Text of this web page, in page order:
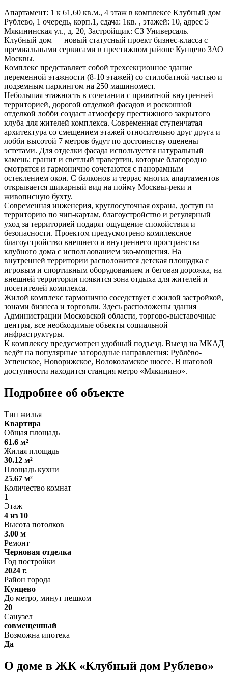
Апартамент: 1 к 61,60 кв.м., 4 этаж в комплексе Клубный дом
Рублево, 1 очередь, корп.1, сдача: 1кв. , этажей: 10, адрес 5
Мякининская ул., д. 20, Застройщик: СЗ Универсаль.
Клубный дом — новый статусный проект бизнес-класса с
премиальными сервисами в престижном районе Кунцево ЗАО
Москвы.
Комплекс представляет собой трехсекционное здание
переменной этажности (8-10 этажей) со стилобатной частью и
подземным паркингом на 250 машиномест.
Небольшая этажность в сочетании с приватной внутренней
территорией, дорогой отделкой фасадов и роскошной
отделкой лобби создаст атмосферу престижного закрытого
клуба для жителей комплекса. Современная ступенчатая
архитектура со смещением этажей относительно друг друга и
лобби высотой 7 метров будут по достоинству оценены
эстетами. Для отделки фасада используется натуральный
камень: гранит и светлый травертин, которые благородно
смотрятся и гармонично сочетаются с панорамным
остеклением окон. С балконов и террас многих апартаментов
открывается шикарный вид на пойму Москвы-реки и
живописную бухту.
Современная инженерия, круглосуточная охрана, доступ на
территорию по чип-картам, благоустройство и регулярный
уход за территорией подарят ощущение спокойствия и
безопасности. Проектом предусмотрено комплексное
благоустройство внешнего и внутреннего пространства
клубного дома с использованием эко-мощения. На
внутренней территории расположится детская площадка с
игровым и спортивным оборудованием и беговая дорожка, на
внешней территории появится зона отдыха для жителей и
посетителей комплекса.
Жилой комплекс гармонично соседствует с жилой застройкой,
зонами бизнеса и торговли. Здесь расположены здания
Администрации Московской области, торгово-выставочные
центры, все необходимые объекты социальной
инфраструктуры.
К комплексу предусмотрен удобный подъезд. Выезд на МКАД
ведёт на популярные загородные направления: Рублёво-
Успенское, Новорижское, Волоколамское шоссе. В шаговой
доступности находится станция метро «Мякинино».
Подробнее об объекте
Тип жилья
Квартира
Общая площадь
61.6 м²
Жилая площадь
30.12 м²
Площадь кухни
25.67 м²
Количество комнат
1
Этаж
4 из 10
Высота потолков
3.00 м
Ремонт
Черновая отделка
Год постройки
2024 г.
Район города
Кунцево
До метро, минут пешком
20
Санузел
совмещенный
Возможна ипотека
Да
О доме в ЖК «Клубный дом Рублево»